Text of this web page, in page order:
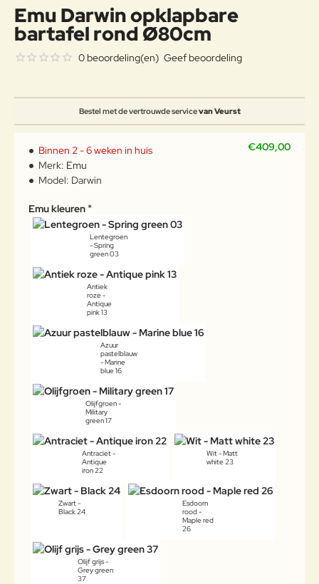
Emu Darwin opklapbare
bartafel rond Ø80cm
Bestel met de vertrouwde servicevan Veurst
0 beoordeling(en) Geef beoordeling
€409,00
Binnen 2 - 6 weken in huis
Merk: Emu
Model: Darwin
Emu kleuren
Lentegroen
- Spring
green 03
Antiek
roze -
Antique
pink 13
Azuur
pastelblauw
- Marine
blue 16
Olijfgroen -
Military
green 17
Antraciet -
Antique
iron 22
Wit - Matt
white 23
Zwart -
Black 24
Esdoorn
rood -
Maple red
26
Olijf grijs -
Grey green
37